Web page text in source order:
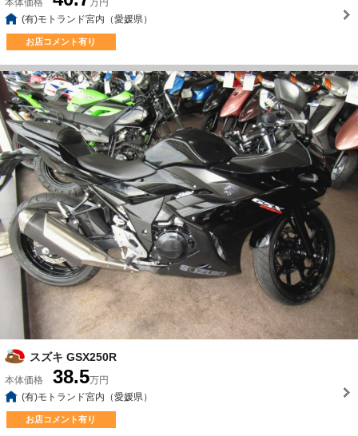
(有)モトランド宮内（愛媛県）
お店コメント有り
スズキ GSX250R
本体価格 38.5万円
(有)モトランド宮内（愛媛県）
お店コメント有り